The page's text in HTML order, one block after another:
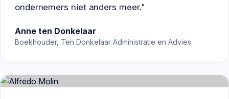
ondernemers niet anders meer."
Anne ten Donkelaar
Boekhouder, Ten Donkelaar Administratie en Advies